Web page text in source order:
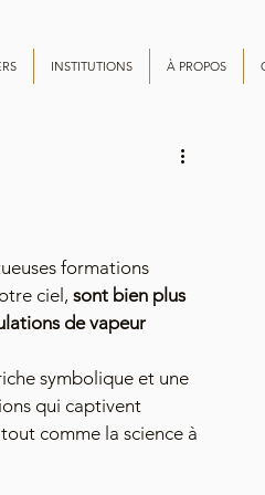
INSTITUTIONS À PROPOS
formations
ciel, sont bien plus
de vapeur
symbolique et une
qui captivent
comme la science à